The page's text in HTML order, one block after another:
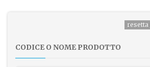
CODICE O NOME PRODOTTO